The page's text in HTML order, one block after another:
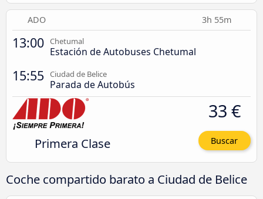
ADO 3h 55m
13:00 Chetumal
Estación de Autobuses Chetumal
15:55 Ciudad de Belice
Parada de Autobús
Primera Clase
33 €
Buscar
Coche compartido barato a Ciudad de Belice